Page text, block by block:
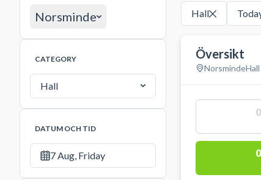
Norsminde
CATEGORY
Hall
DATUM OCH TID
7 Aug, Friday
Hall
Översikt
NorsmindeHall